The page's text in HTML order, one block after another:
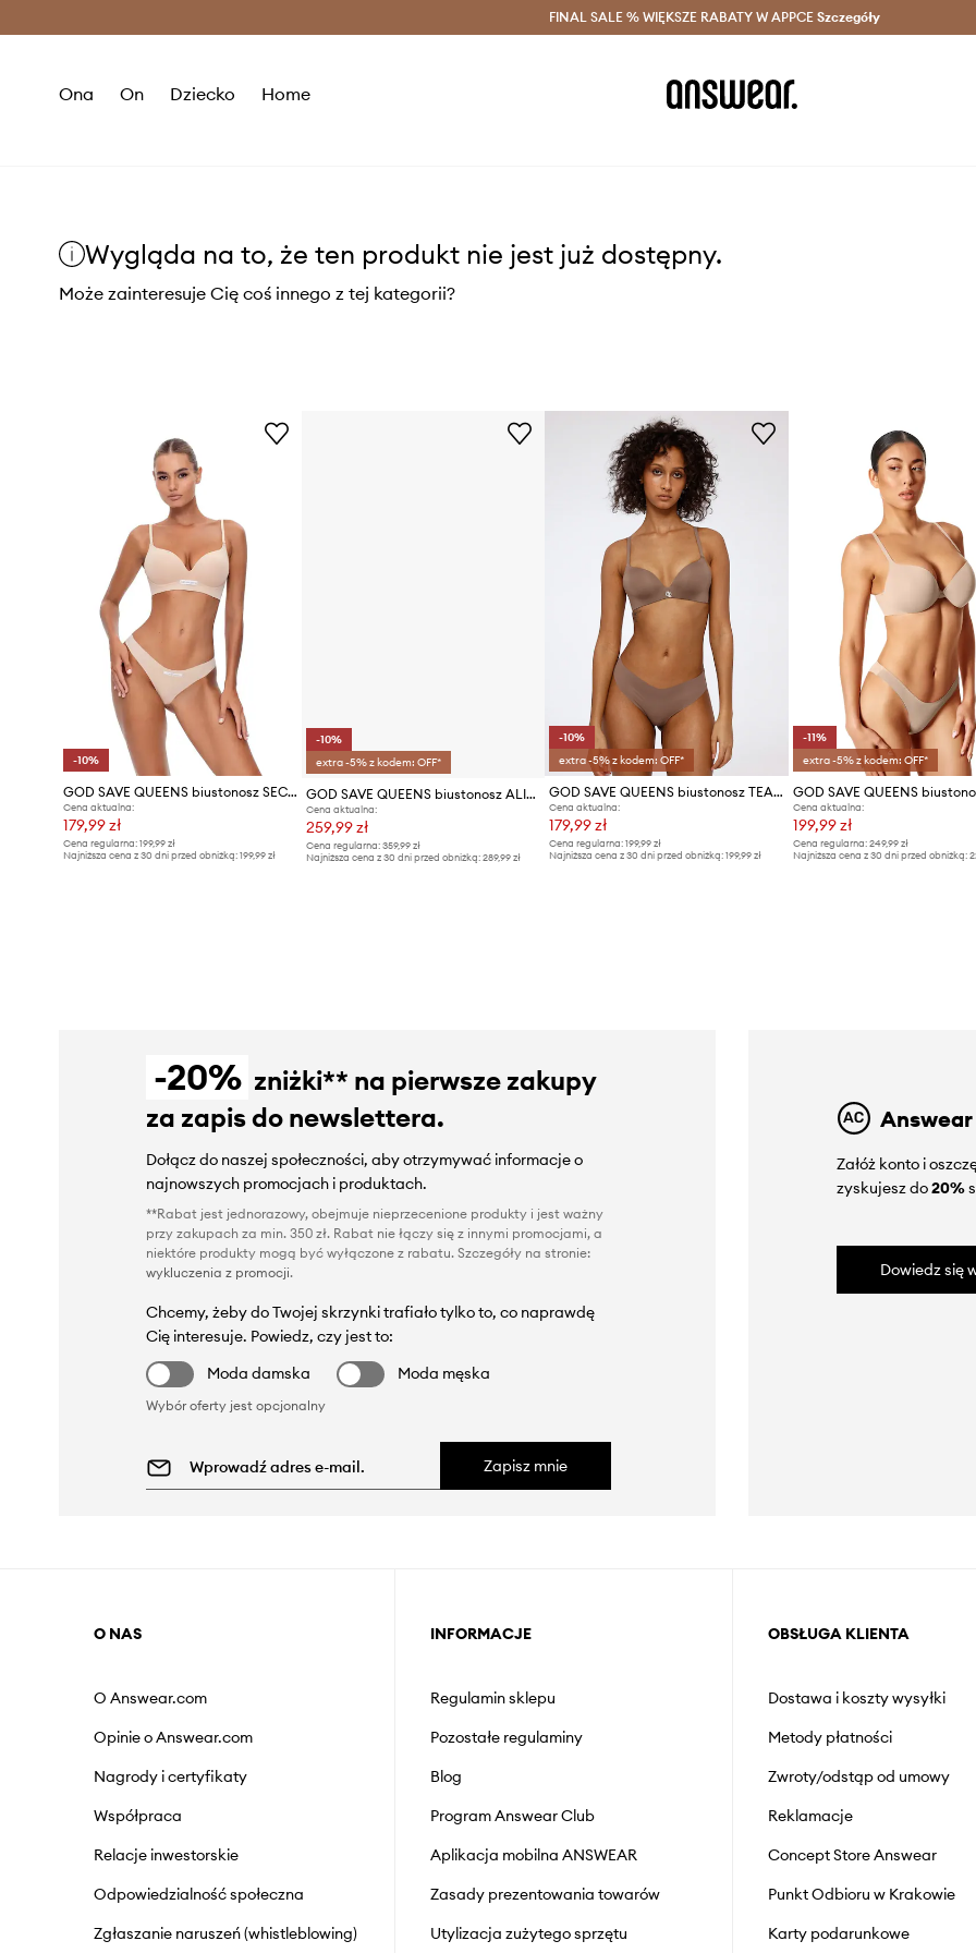
Oszczędzaj z Answear Club > Dostawa nawet w 24h >
FINAL SALE % WIĘKSZE RABATY W APPCE Szczegóły
Ona On Dziecko Home
Wygląda na to, że ten produkt nie jest już dostępny.
Może zainteresuje Cię coś innego z tej kategorii?
-10%
GOD SAVE QUEENS biustonosz SECOND SKIN BRA WIRE-FREE
Cena aktualna:
179,99 zł
Cena regularna: 199,99 zł
Najniższa cena z 30 dni przed obniżką: 199,99 zł
-10%
extra -5% z kodem: OFF*
GOD SAVE QUEENS biustonosz ALIZEE SUPER PUSH UP
Cena aktualna:
259,99 zł
Cena regularna:359,99 zł
Najniższa cena z 30 dni przed obniżką:289,99 zł
-10%
extra -5% z kodem: OFF*
GOD SAVE QUEENS biustonosz TEARDROP BRA
Cena aktualna:
179,99 zł
Cena regularna: 199,99 zł
Najniższa cena z 30 dni przed obniżką: 199,99 zł
-11%
extra -5% z kodem: OFF*
Cena aktualna:
199,99 zł
Cena regularna: 249,99 zł
Najniższa cena z 30 dni przed obniżką:
-20% zniżki** na pierwsze zakupy
za zapis do newslettera.
Dołącz do naszej społeczności, aby otrzymywać informacje o
najnowszych promocjach i produktach.
**Rabat jest jednorazowy, obejmuje nieprzecenione produkty i jest ważny
przy zakupach za min. 350 zł. Rabat nie łączy się z innymi promocjami, a
niektóre produkty mogą być wyłączone z rabatu. Szczegóły na stronie:
wykluczenia z promocji.
Chcemy, żeby do Twojej skrzynki trafiało tylko to, co naprawdę
Cię interesuje. Powiedz, czy jest to:
Moda damska
Moda męska
Wybór oferty jest opcjonalny
Zapisz mnie
Załóż konto i
zyskujesz do20%
Dowiedz się
O NAS
O Answear.com
Opinie o Answear.com
Nagrody i certyfikaty
Współpraca
Relacje inwestorskie
Odpowiedzialność społeczna
Zgłaszanie naruszeń (whistleblowing)
INFORMACJE
Regulamin sklepu
Pozostałe regulaminy
Blog
Program Answear Club
Aplikacja mobilna ANSWEAR
Zasady prezentowania towarów
Utylizacja zużytego sprzętu
OBSŁUGA KLIENTA
Dostawa i koszty wysyłki
Metody płatności
Zwroty/odstąp od umowy
Reklamacje
Concept Store Answear
Punkt Odbioru w Krakowie
Karty podarunkowe